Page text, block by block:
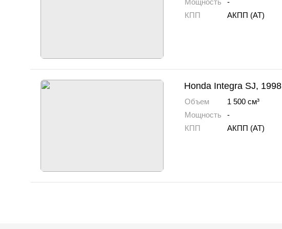
Мощность
-
КПП
АКПП (AT)
Honda Integra SJ, 1998
Объем
1 500 см³
Мощность
-
КПП
АКПП (AT)